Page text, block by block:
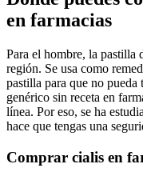
en farmacias
Para el hombre, la pastilla
región. Se usa como
pastilla para que no
genérico sin receta en
línea. Por eso, se ha
hace que tengas una
Comprar cialis en